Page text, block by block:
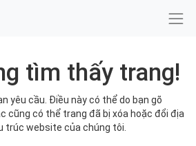
tìm thấy trang!
yêu cầu. Điều này có thể do bạn gõ
cũng có thể trang đã bị xóa hoặc đổi địa
trúc website của chúng tôi.